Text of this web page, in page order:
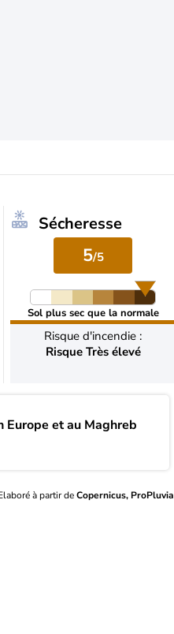
Sécheresse
5/5
Sol plus sec que la normale
Risque d'incendie :
Risque Très élevé
et au Maghreb
à partir deCopernicus, ProPluvia